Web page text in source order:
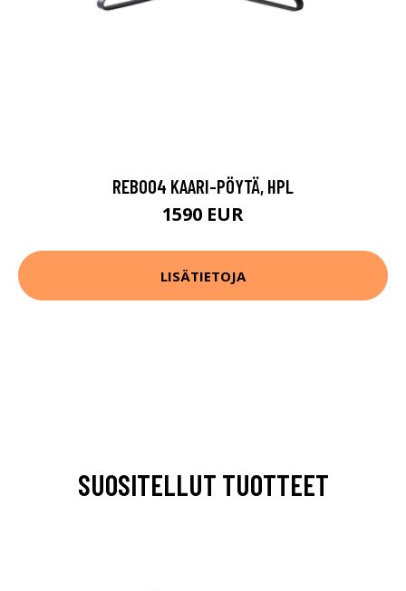
REB004 KAARI-PÖYTÄ, HPL
1590 EUR
LISÄTIETOJA
SUOSITELLUT TUOTTEET